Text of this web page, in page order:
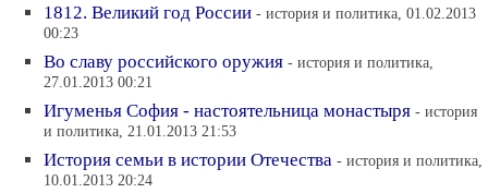
1812. Великий год России - история и политика, 01.02.2013
00:23
Во славу российского оружия - история и политика,
27.01.2013 00:21
Игуменья София - настоятельница монастыря - история
и политика, 21.01.2013 21:53
История семьи в истории Отечества - история и политика,
10.01.2013 20:24